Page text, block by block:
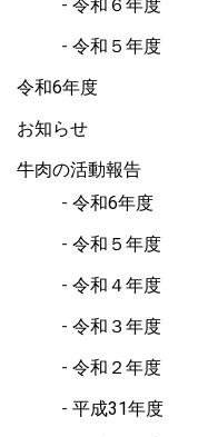
令和６年度
令和５年度
令和6年度
お知らせ
牛肉の活動報告
令和6年度
令和５年度
令和４年度
令和３年度
令和２年度
平成31年度